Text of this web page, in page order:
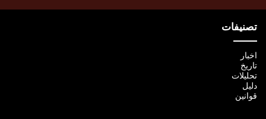
تصنيفات
اخبار
تاريخ
تحليلات
دليل
قوانين